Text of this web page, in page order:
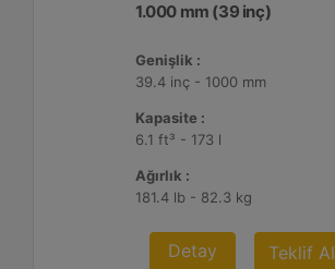
1.000 mm (39 inç)
Genişlik :
39.4 inç - 1000 mm
Kapasite :
6.1 ft³ - 173 l
Ağırlık :
181.4 lb - 82.3 kg
Detay Teklif Al